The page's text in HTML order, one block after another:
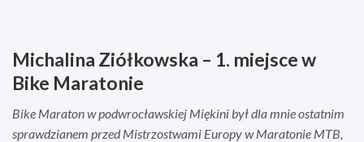
Michalina Ziółkowska – 1. miejsce w
Bike Maratonie
Bike Maraton w podwrocławskiej Miękini był dla mnie ostatnim
sprawdzianem przed Mistrzostwami Europy w Maratonie MTB,